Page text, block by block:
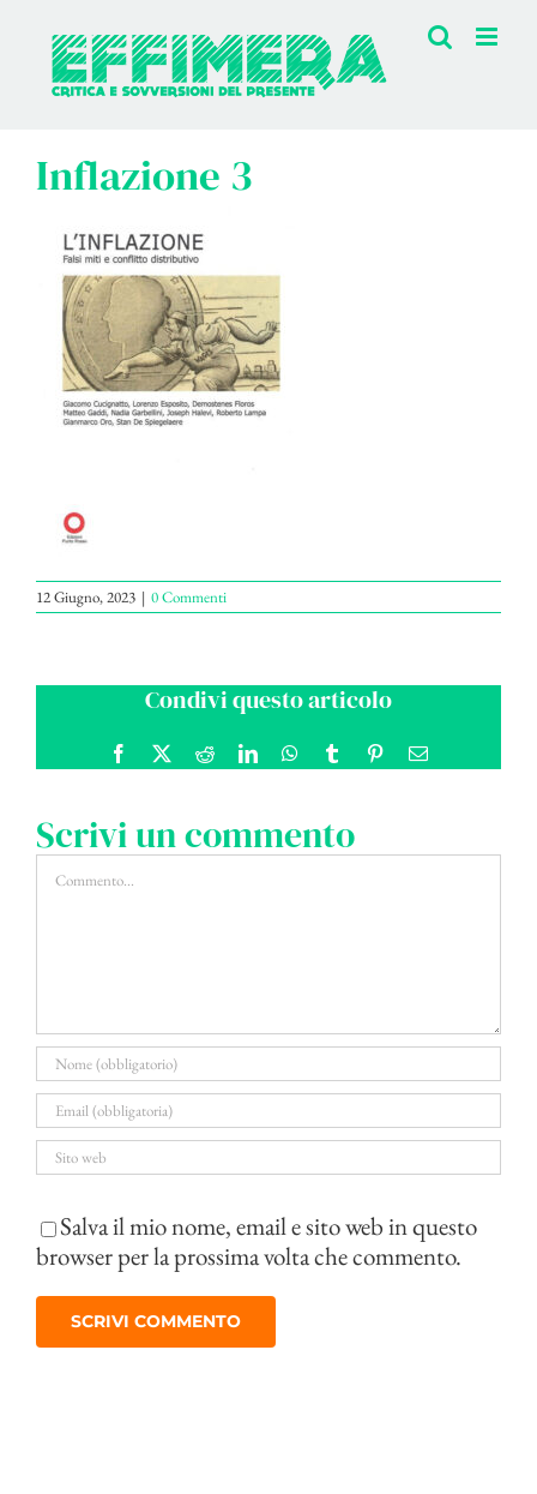
contenuto
Inflazione 3
12 Giugno, 2023 | 0 Commenti
Condivi questo articolo
Facebook RedditLinkedInWhatsApp
Tumblr PinterestEmail
Scrivi un commento
Commento
Salva il mio nome, email e sito web in questo
browser per la prossima volta che commento.